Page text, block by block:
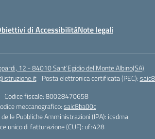
di AccessibilitàNote legali
12 - 84010 Sant’Egidio del Monte Albino(SA)
Posta elettronica certificata (PEC):
Codice fiscale: 80028470658
meccanografico:saic8ba00c
delle Pubbliche Amministrazioni (IPA): icsdma
unico di fatturazione (CUF): ufr428